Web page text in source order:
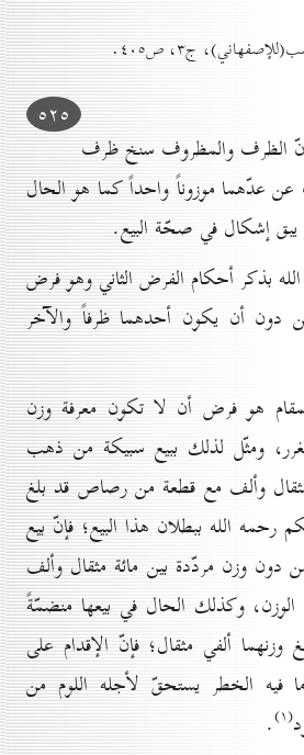
٥۲٥
أنّ الظرف والمظروف سنخ ظرف
عدّهما موزوناً واحداً كما هو الحال
يبق إشكال في صحّة البيع.
بذكر أحكام الفرض الثاني وهو فرض
دون أن يكون أحدهما ظرفاً والآخر
هو فرض أن لا تكون معرفة وزن
ومثّل لذلك ببيع سبيكة من ذهب
مثقال وألف مع قطعة من رصاص قد بلغ
رحمه الله ببطلان هذا البيع؛ فإنّ بيع
وزن مردّدة بين مائة مثقال وألف
وكذلك الحال في بيعها منضمّةً
وزنهما ألفي مثقال؛ فإنّ الإقدام على
فيه الخطر يستحقّ لأجله اللوم من
(۱) .